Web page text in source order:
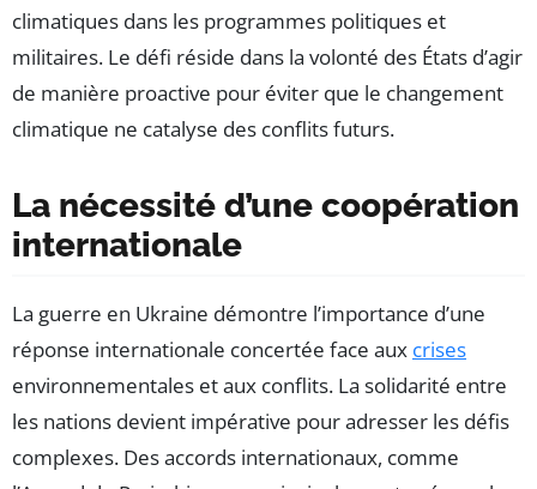
climatiques dans les programmes politiques et
militaires. Le défi réside dans la volonté des États d’agir
de manière proactive pour éviter que le changement
climatique ne catalyse des conflits futurs.
La nécessité d’une coopération
internationale
La guerre en Ukraine démontre l’importance d’une
réponse internationale concertée face aux crises
environnementales et aux conflits. La solidarité entre
les nations devient impérative pour adresser les défis
complexes. Des accords internationaux, comme